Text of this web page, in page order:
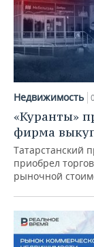
Недвижимость
«Куранты»
фирма
Татарстанский
приобрел
рыночной